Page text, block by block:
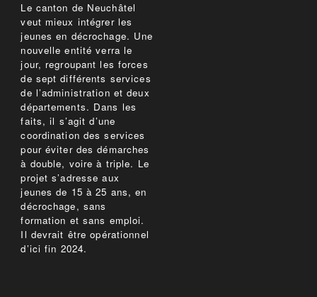
Le canton de Neuchâtel
veut mieux intégrer les
jeunes en décrochage. Une
nouvelle entité verra le
jour, regroupant les forces
de sept différents services
de l’administration et deux
départements. Dans les
faits, il s’agit d’une
coordination des services
pour éviter des démarches
à double, voire à triple. Le
projet s’adresse aux
jeunes de 15 à 25 ans, en
décrochage, sans
formation et sans emploi.
Il devrait être opérationnel
d’ici fin 2024.